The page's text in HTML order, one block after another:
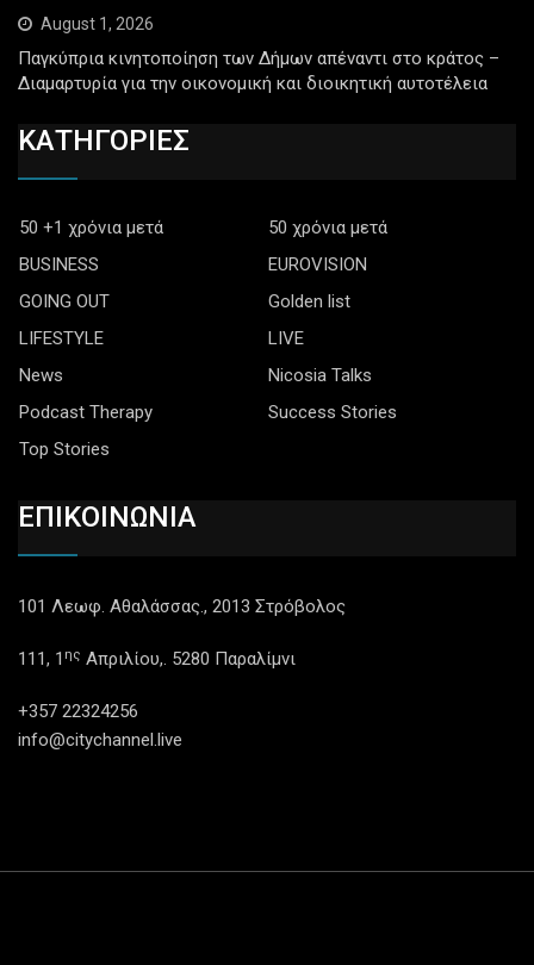
August 1, 2026
Παγκύπρια κινητοποίηση των Δήμων απέναντι στο κράτος –
Διαμαρτυρία για την οικονομική και διοικητική αυτοτέλεια
ΚΑΤΗΓΟΡΙΕΣ
50 +1 χρόνια μετά
50 χρόνια μετά
BUSINESS
EUROVISION
GOING OUT
Golden list
LIFESTYLE
LIVE
News
Nicosia Talks
Podcast Therapy
Success Stories
Top Stories
ΕΠΙΚΟΙΝΩΝΙΑ
101 Λεωφ. Αθαλάσσας., 2013 Στρόβολος
111, 1 ης Απριλίου,. 5280 Παραλίμνι
+357 22324256
info@citychannel.live